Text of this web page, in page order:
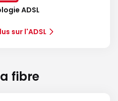
ADSL
sur l'ADSL
fibre